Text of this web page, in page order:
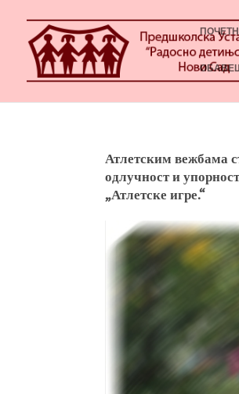
Атлетским вежбама
одлучност и
„Атлетске игре.“